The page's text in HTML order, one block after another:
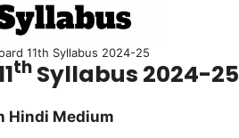
11th Syllabus 2024-25
thSyllabus 2024-25
Hindi Medium